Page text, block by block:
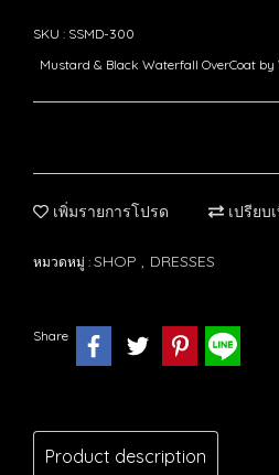
SKU : SSMD-300
Mustard & Black Waterfall OverCoat by
เพิ่มรายการโปรด เปรียบ
หมวดหมู่ : SHOP , DRESSES
Share
Product description